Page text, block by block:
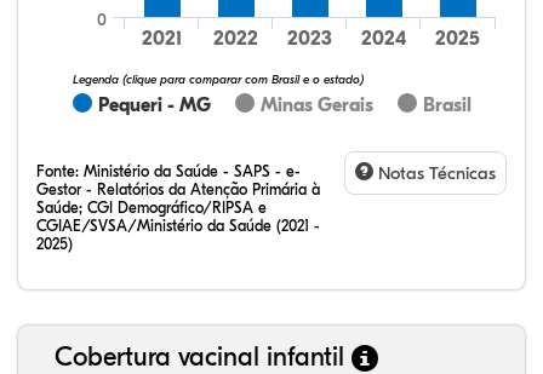
Pequeri - MG Minas Gerais Brasil
Legenda (clique para comparar com Brasil e o estado)
2021 2022 2023 2024 2025
0
Fonte: Ministério da Saúde - SAPS - e-
Gestor - Relatórios da Atenção Primária à
Saúde; CGI Demográfico/RIPSA e
CGIAE/SVSA/Ministério da Saúde (2021 -
2025)
Notas Técnicas
Cobertura vacinal infantil